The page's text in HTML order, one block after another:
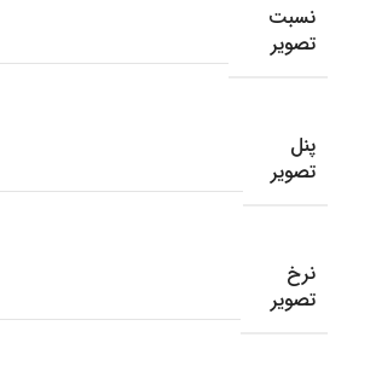
نسبت
تصویر
پنل
تصویر
نرخ
تصویر